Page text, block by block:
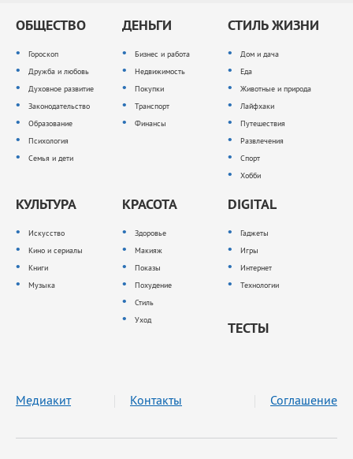
ОБЩЕСТВО
Гороскоп
Дружба и любовь
Духовное развитие
Законодательство
Образование
Психология
Семья и дети
ДЕНЬГИ
Бизнес и работа
Недвижимость
Покупки
Транспорт
Финансы
СТИЛЬ ЖИЗНИ
Дом и дача
Еда
Животные и природа
Лайфхаки
Путешествия
Развлечения
Спорт
Хобби
КУЛЬТУРА
Искусство
Кино и сериалы
Книги
Музыка
КРАСОТА
Здоровье
Макияж
Показы
Похудение
Стиль
Уход
DIGITAL
Гаджеты
Игры
Интернет
Технологии
ТЕСТЫ
Медиакит Контакты Соглашение